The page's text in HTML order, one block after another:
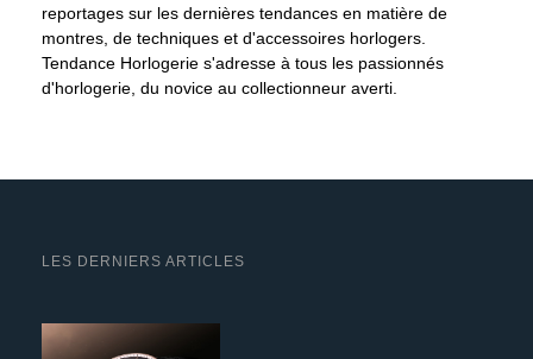
reportages sur les dernières tendances en matière de
montres, de techniques et d'accessoires horlogers.
Tendance Horlogerie s'adresse à tous les passionnés
d'horlogerie, du novice au collectionneur averti.
LES DERNIERS ARTICLES